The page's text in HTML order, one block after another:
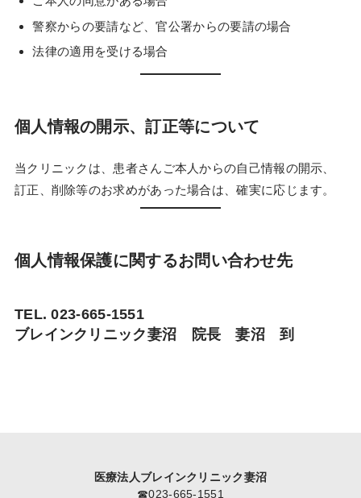
警察からの要請など、官公署からの要請の場合
法律の適用を受ける場合
個人情報の開示、訂正等について
当クリニックは、患者さんご本人からの自己情報の開示、
訂正、削除等のお求めがあった場合は、確実に応じます。
個人情報保護に関するお問い合わせ先
TEL. 023-665-1551
ブレインクリニック妻沼 院長 妻沼 到
医療法人ブレインクリニック妻沼
☎︎023-665-1551